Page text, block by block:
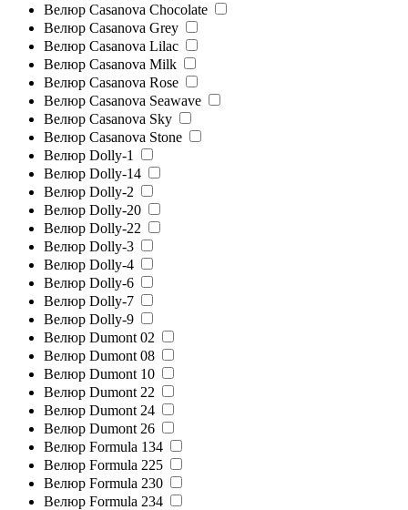
Велюр Casanova Chocolate
Велюр Casanova Grey
Велюр Casanova Lilac
Велюр Casanova Milk
Велюр Casanova Rose
Велюр Casanova Seawave
Велюр Casanova Sky
Велюр Casanova Stone
Велюр Dolly-1
Велюр Dolly-14
Велюр Dolly-2
Велюр Dolly-20
Велюр Dolly-22
Велюр Dolly-3
Велюр Dolly-4
Велюр Dolly-6
Велюр Dolly-7
Велюр Dolly-9
Велюр Dumont 02
Велюр Dumont 08
Велюр Dumont 10
Велюр Dumont 22
Велюр Dumont 24
Велюр Dumont 26
Велюр Formula 134
Велюр Formula 225
Велюр Formula 230
Велюр Formula 234